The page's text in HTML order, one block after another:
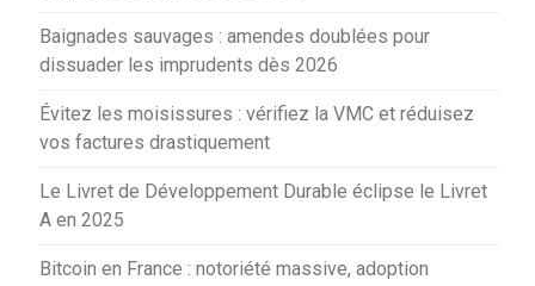
Baignades sauvages : amendes doublées pour
dissuader les imprudents dès 2026
Évitez les moisissures : vérifiez la VMC et réduisez
vos factures drastiquement
Le Livret de Développement Durable éclipse le Livret
A en 2025
Bitcoin en France : notoriété massive, adoption